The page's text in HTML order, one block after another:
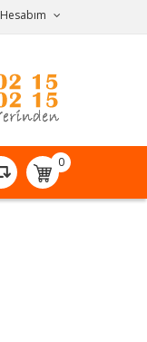
Hesabım
0
item(s)
-